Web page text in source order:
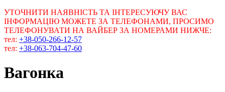
УТОЧНИТИ НАЯВНІСТЬ ТА ІНТЕРЕСУЮЧУ ВАС
ІНФОРМАЦІЮ МОЖЕТЕ ЗА ТЕЛЕФОНАМИ, ПРОСИМО
ТЕЛЕФОНУВАТИ НА ВАЙБЕР ЗА НОМЕРАМИ НИЖЧЕ:
тел: +38-050-266-12-57
тел: +38-063-704-47-60
Вагонка